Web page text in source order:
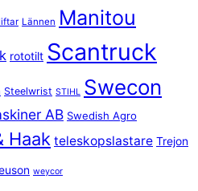
liftar Lännen Manitou
rototilt Scantruck
Steelwrist STIHL Swecon
AB Swedish Agro
Haak teleskopslastare Trejon
weycor